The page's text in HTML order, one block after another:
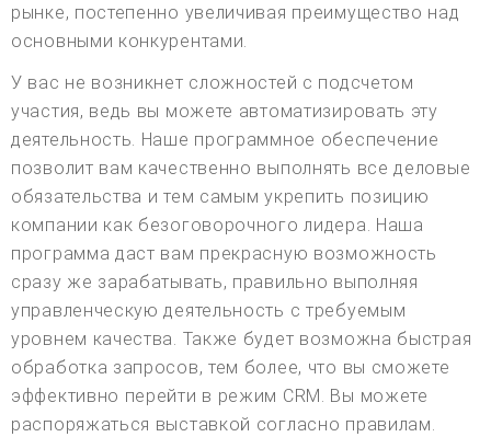
рынке, постепенно увеличивая преимущество над
основными конкурентами.
У вас не возникнет сложностей с подсчетом
участия, ведь вы можете автоматизировать эту
деятельность. Наше программное обеспечение
позволит вам качественно выполнять все деловые
обязательства и тем самым укрепить позицию
компании как безоговорочного лидера. Наша
программа даст вам прекрасную возможность
сразу же зарабатывать, правильно выполняя
управленческую деятельность с требуемым
уровнем качества. Также будет возможна быстрая
обработка запросов, тем более, что вы сможете
эффективно перейти в режим CRM. Вы можете
распоряжаться выставкой согласно правилам.